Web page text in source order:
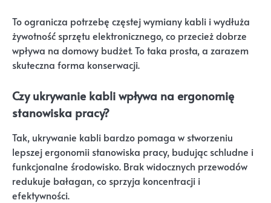
To ogranicza potrzebę częstej wymiany kabli i wydłuża
żywotność sprzętu elektronicznego, co przecież dobrze
wpływa na domowy budżet. To taka prosta, a zarazem
skuteczna forma konserwacji.
Czy ukrywanie kabli wpływa na ergonomię
stanowiska pracy?
Tak, ukrywanie kabli bardzo pomaga w stworzeniu
lepszej ergonomii stanowiska pracy, budując schludne i
funkcjonalne środowisko. Brak widocznych przewodów
redukuje bałagan, co sprzyja koncentracji i
efektywności.